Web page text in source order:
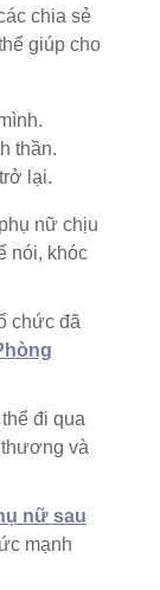
chia sẻ
giúp cho
thần.
lại.
nữ chịu
nói, khóc
chức đã
đi qua
và
nữ sau
mạnh